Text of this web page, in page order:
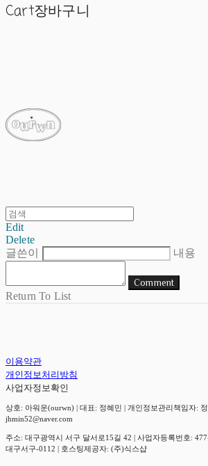
Cart장바구니
Edit
Delete
글쓴이
내용
Comment
Return To List
이용약관
개인정보처리방침
사업자정보확인
상호: 아워운(ourwn) | 대표: 정혜민 | 개인정보관리책임자:
jhmin52@naver.com
주소: 대구광역시 서구 달서로15길 42 | 사업자등록번호:
대구서구-0112 | 호스팅제공자: (주)식스샵